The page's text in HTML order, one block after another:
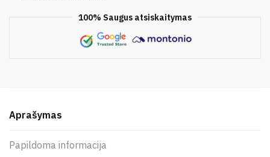
100% Saugus atsiskaitymas
Aprašymas
Papildoma informacija